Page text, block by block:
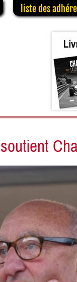
liste des